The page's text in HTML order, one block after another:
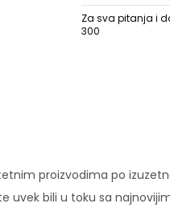
Za sva pitanja i
300
proizvodima po
uvek bili u toku sa